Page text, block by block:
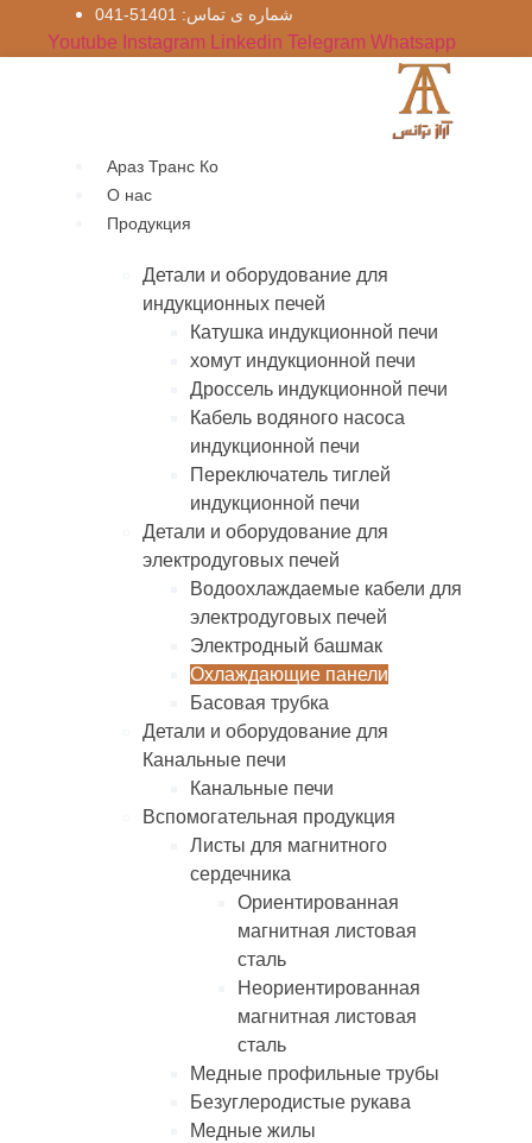
شماره‌ ی تماس: 51401-041
Youtube Instagram Linkedin Telegram Whatsapp
Араз Транс Ко
О нас
Продукция
Детали и оборудование для
индукционных печей
Катушка индукционной печи
хомут индукционной печи
Дроссель индукционной печи
Кабель водяного насоса
индукционной печи
Переключатель тиглей
индукционной печи
Детали и оборудование для
электродуговых печей
Водоохлаждаемые кабели для
электродуговых печей
Электродный башмак
Охлаждающие панели
Басовая трубка
Детали и оборудование для
Канальные печи
Канальные печи
Вспомогательная продукция
Листы для магнитного
сердечника
Ориентированная
магнитная листовая
сталь
Неориентированная
магнитная листовая
сталь
Медные профильные трубы
Безуглеродистые рукава
Медные жилы